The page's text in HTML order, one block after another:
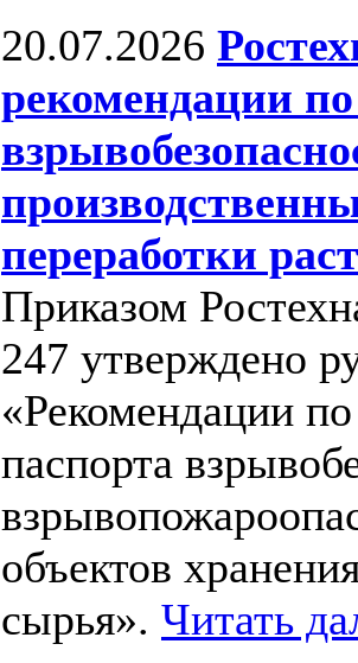
20.07.2026
рекомендации
переработки
Приказом
247 утверждено
«Рекомендации
паспорта
объектов
сырья». Читать